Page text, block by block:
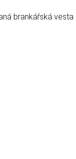
brankářská